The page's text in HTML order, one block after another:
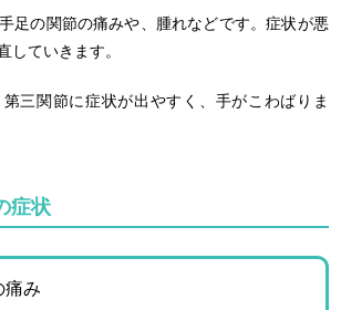
足の関節の痛みや、腫れなどです。症状が悪
していきます。
三関節に症状が出やすく、手がこわばりま
症状
痛み